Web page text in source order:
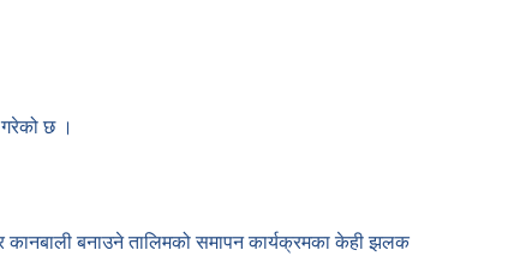
गरेको छ ।
कानबाली बनाउने तालिमको समापन कार्यक्रमका केही झलक